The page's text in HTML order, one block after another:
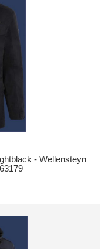
- Wellensteyn